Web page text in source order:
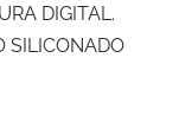
DIGITAL.
SILICONADO